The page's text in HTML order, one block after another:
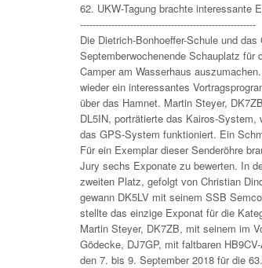
62. UKW-Tagung brachte interessante
--------------------------------------------------------
Die Dietrich-Bonhoeffer-Schule und
Septemberwochenende Schauplatz für
Camper am Wasserhaus
wieder ein interessantes
über das Hamnet. Martin Steyer,
DL5IN, porträtierte das Kairos-
das GPS-System funktioniert. Ein
Für ein Exemplar dieser Senderöhre
Jury sechs Exponate zu bewerten. In
zweiten Platz, gefolgt von Christian
gewann DK5LV mit seinem SSB
stellte das einzige Exponat für die
Martin Steyer, DK7ZB, mit seinem im
Gödecke, DJ7GP, mit faltbaren
den 7. bis 9. September 2018 für die